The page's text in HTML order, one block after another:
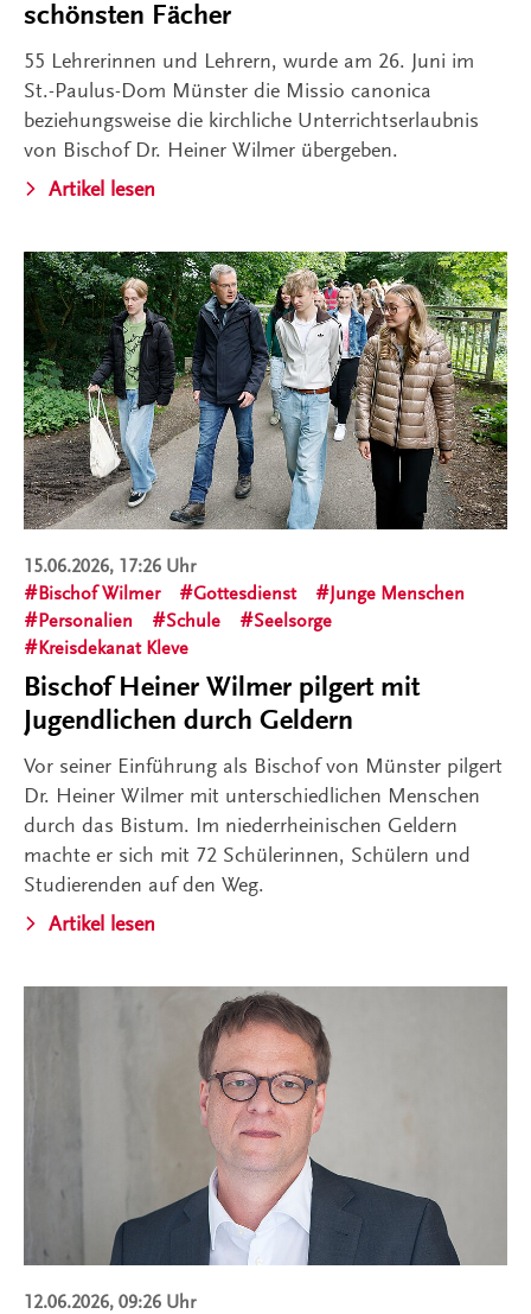
schönsten Fächer
55 Lehrerinnen und Lehrern, wurde am 26. Juni im
St.-Paulus-Dom Münster die Missio canonica
beziehungsweise die kirchliche Unterrichtserlaubnis
von Bischof Dr. Heiner Wilmer übergeben.
Artikel lesen
15.06.2026, 17:26 Uhr
Bischof Wilmer
Gottesdienst
Junge Menschen
Personalien
Schule
Seelsorge
Kreisdekanat Kleve
Bischof Heiner Wilmer pilgert mit
Jugendlichen durch Geldern
Vor seiner Einführung als Bischof von Münster pilgert
Dr. Heiner Wilmer mit unterschiedlichen Menschen
durch das Bistum. Im niederrheinischen Geldern
machte er sich mit 72 Schülerinnen, Schülern und
Studierenden auf den Weg.
Artikel lesen
12.06.2026, 09:26 Uhr